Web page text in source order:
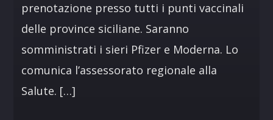
prenotazione presso tutti i punti vaccinali
delle province siciliane. Saranno
somministrati i sieri Pfizer e Moderna. Lo
comunica l’assessorato regionale alla
Salute. […]